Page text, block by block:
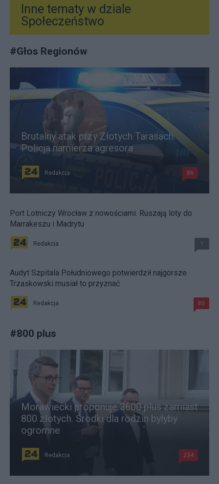
Inne tematy w dziale
Społeczeństwo
#Głos Regionów
Brutalny atak przy Złotych Tarasach.
Policja namierza agresora
Redakcja 86
Port Lotniczy Wrocław z nowościami. Ruszają loty do
Marrakeszu i Madrytu
Redakcja 1
Audyt Szpitala Południowego potwierdził najgorsze.
Trzaskowski musiał to przyznać
Redakcja 80
#800 plus
Morawiecki proponuje 3600 plus zamiast
800 złotych. Środki dla rodzin byłyby
ogromne
Redakcja 234